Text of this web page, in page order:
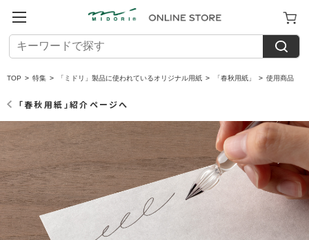
TOP > 特集 > 「ミドリ」製品に使われているオリジナル用紙 > 「春秋用紙」 > 使用商品
「春秋用紙」紹介ページへ